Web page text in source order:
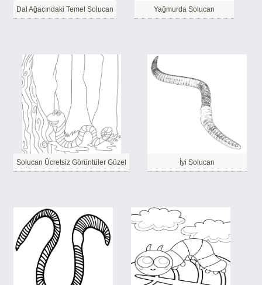
Dal Ağacındaki Temel Solucan Yağmurda Solucan
Solucan Ücretsiz Görüntüler Güzel İyi Solucan